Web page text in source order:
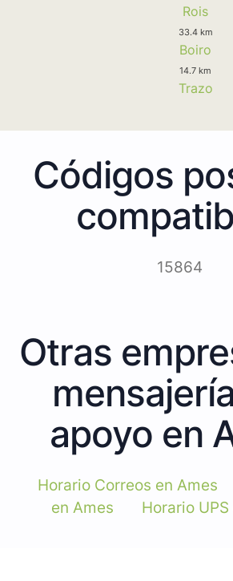
Rois
33.4 km
Boiro
14.7 km
Trazo
Códigos
15864
Otras
apoyo en
Horario Correos en Ames
en Ames
Horario